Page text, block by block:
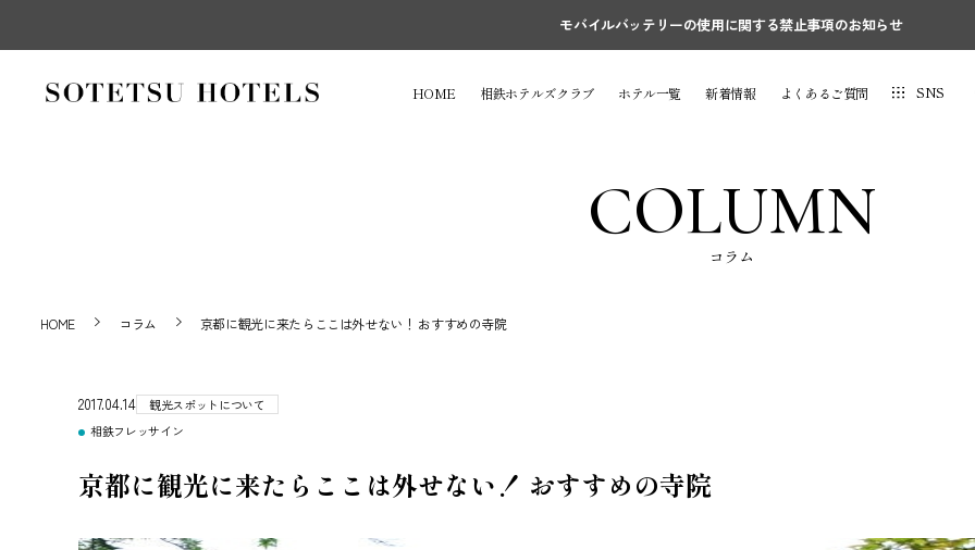
モバイルバッテリーの使用に関する禁止事項のお知らせ
HOME 相鉄ホテルズクラブ ホテル一覧 新着情報 よくあるご質問 SNS
COLUMN
コラム
HOME コラム 京都に観光に来たらここは外せない！ おすすめの寺院
2017.04.14
観光スポットについて
相鉄フレッサイン
京都に観光に来たらここは外せない！ おすすめの寺院